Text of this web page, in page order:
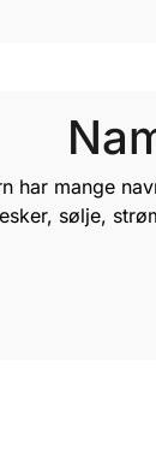
har mange
sølje,